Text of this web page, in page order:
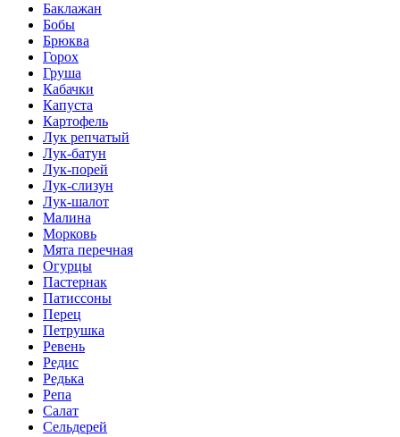
Баклажан
Бобы
Брюква
Горох
Груша
Кабачки
Капуста
Картофель
Лук репчатый
Лук-батун
Лук-порей
Лук-слизун
Лук-шалот
Малина
Морковь
Мята перечная
Огурцы
Пастернак
Патиссоны
Перец
Петрушка
Ревень
Редис
Редька
Репа
Салат
Сельдерей